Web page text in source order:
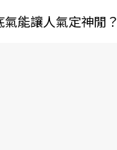
能讓人氣定神閒？